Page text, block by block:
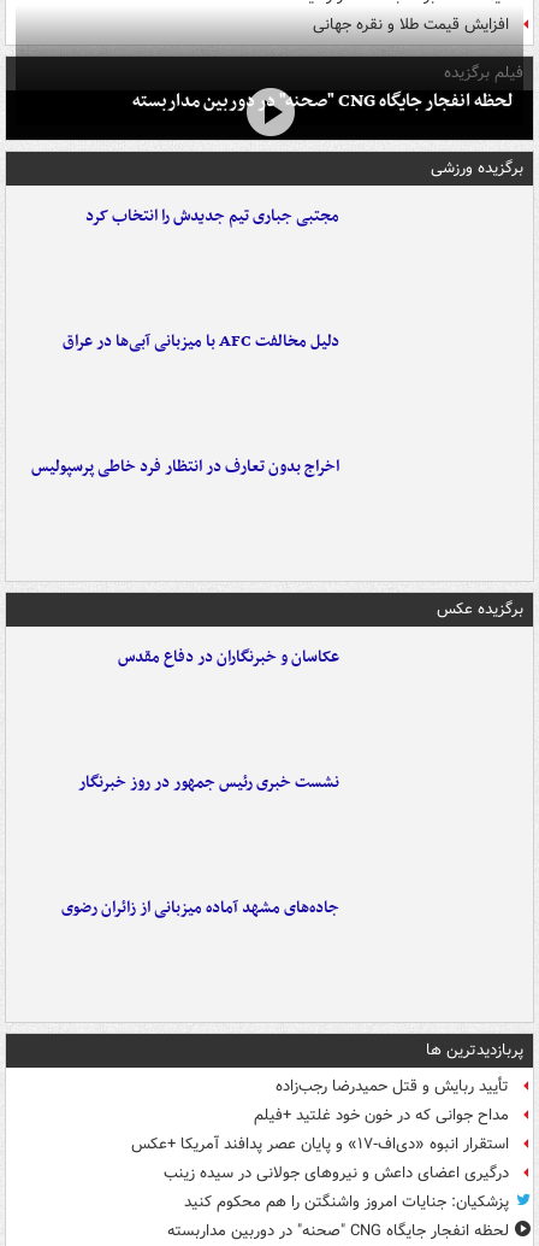
افزایش قیمت طلا و نقره جهانی
فیلم برگزیده
لحظه انفجار جایگاه CNG "صحنه" در دوربین مداربسته
برگزیده ورزشی
مجتبی جباری تیم جدیدش را انتخاب کرد
دلیل مخالفت AFC با میزبانی آبی‌ها در عراق
اخراج بدون تعارف در انتظار فرد خاطی پرسپولیس
برگزیده عکس
عکاسان و خبرنگاران در دفاع مقدس
نشست خبری رئیس جمهور در روز خبرنگار
جاده‌های مشهد آماده میزبانی از زائران رضوی
پربازدیدترین ها
تأیید ربایش و قتل حمیدرضا رجب‌زاده
مداح جوانی که در خون خود غلتید +فیلم
استقرار انبوه «دی‌اف‑۱۷» و پایان عصر پدافند آمریکا +عکس
درگیری اعضای داعش و نیروهای جولانی در سیده زینب
پزشکیان: جنایات امروز واشنگتن را هم محکوم کنید
لحظه انفجار جایگاه CNG "صحنه" در دوربین مداربسته